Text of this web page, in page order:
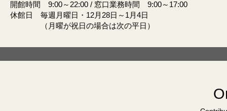
開館時間 9:00～22:00 / 窓口業務時間 9:00～17:00
休館日 毎週月曜日・12月28日～1月4日
（月曜が祝日の場合は次の平日）